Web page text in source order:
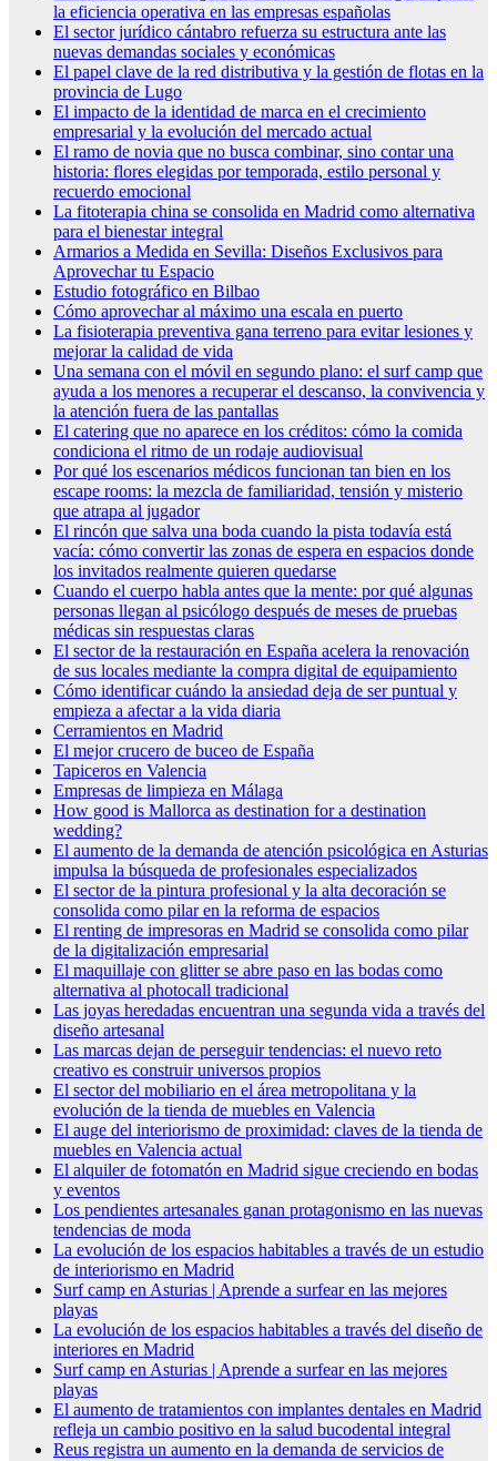
la eficiencia operativa en las empresas españolas
El sector jurídico cántabro refuerza su estructura ante las
nuevas demandas sociales y económicas
El papel clave de la red distributiva y la gestión de flotas en la
provincia de Lugo
El impacto de la identidad de marca en el crecimiento
empresarial y la evolución del mercado actual
El ramo de novia que no busca combinar, sino contar una
historia: flores elegidas por temporada, estilo personal y
recuerdo emocional
La fitoterapia china se consolida en Madrid como alternativa
para el bienestar integral
Armarios a Medida en Sevilla: Diseños Exclusivos para
Aprovechar tu Espacio
Estudio fotográfico en Bilbao
Cómo aprovechar al máximo una escala en puerto
La fisioterapia preventiva gana terreno para evitar lesiones y
mejorar la calidad de vida
Una semana con el móvil en segundo plano: el surf camp que
ayuda a los menores a recuperar el descanso, la convivencia y
la atención fuera de las pantallas
El catering que no aparece en los créditos: cómo la comida
condiciona el ritmo de un rodaje audiovisual
Por qué los escenarios médicos funcionan tan bien en los
escape rooms: la mezcla de familiaridad, tensión y misterio
que atrapa al jugador
El rincón que salva una boda cuando la pista todavía está
vacía: cómo convertir las zonas de espera en espacios donde
los invitados realmente quieren quedarse
Cuando el cuerpo habla antes que la mente: por qué algunas
personas llegan al psicólogo después de meses de pruebas
médicas sin respuestas claras
El sector de la restauración en España acelera la renovación
de sus locales mediante la compra digital de equipamiento
Cómo identificar cuándo la ansiedad deja de ser puntual y
empieza a afectar a la vida diaria
Cerramientos en Madrid
El mejor crucero de buceo de España
Tapiceros en Valencia
Empresas de limpieza en Málaga
How good is Mallorca as destination for a destination
wedding?
El aumento de la demanda de atención psicológica en Asturias
impulsa la búsqueda de profesionales especializados
El sector de la pintura profesional y la alta decoración se
consolida como pilar en la reforma de espacios
El renting de impresoras en Madrid se consolida como pilar
de la digitalización empresarial
El maquillaje con glitter se abre paso en las bodas como
alternativa al photocall tradicional
Las joyas heredadas encuentran una segunda vida a través del
diseño artesanal
Las marcas dejan de perseguir tendencias: el nuevo reto
creativo es construir universos propios
El sector del mobiliario en el área metropolitana y la
evolución de la tienda de muebles en Valencia
El auge del interiorismo de proximidad: claves de la tienda de
muebles en Valencia actual
El alquiler de fotomatón en Madrid sigue creciendo en bodas
y eventos
Los pendientes artesanales ganan protagonismo en las nuevas
tendencias de moda
La evolución de los espacios habitables a través de un estudio
de interiorismo en Madrid
Surf camp en Asturias | Aprende a surfear en las mejores
playas
La evolución de los espacios habitables a través del diseño de
interiores en Madrid
Surf camp en Asturias | Aprende a surfear en las mejores
playas
El aumento de tratamientos con implantes dentales en Madrid
refleja un cambio positivo en la salud bucodental integral
Reus registra un aumento en la demanda de servicios de